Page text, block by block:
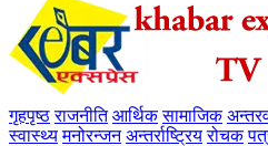
गृहपृष्ठ राजनीति आर्थिक सामाजिक
स्वास्थ्य मनोरन्जन अन्तर्राष्ट्रिय रोचक